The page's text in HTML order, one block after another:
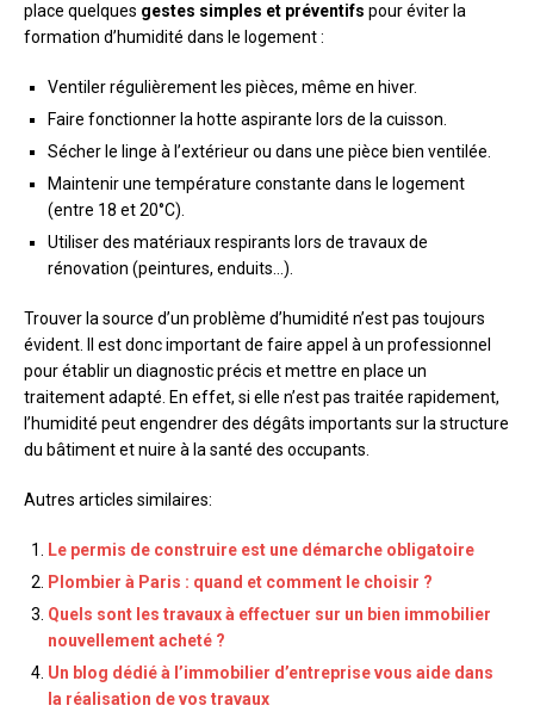
place quelques gestes simples et préventifs pour éviter la
formation d’humidité dans le logement :
Ventiler régulièrement les pièces, même en hiver.
Faire fonctionner la hotte aspirante lors de la cuisson.
Sécher le linge à l’extérieur ou dans une pièce bien ventilée.
Maintenir une température constante dans le logement
(entre 18 et 20°C).
Utiliser des matériaux respirants lors de travaux de
rénovation (peintures, enduits…).
Trouver la source d’un problème d’humidité n’est pas toujours
évident. Il est donc important de faire appel à un professionnel
pour établir un diagnostic précis et mettre en place un
traitement adapté. En effet, si elle n’est pas traitée rapidement,
l’humidité peut engendrer des dégâts importants sur la structure
du bâtiment et nuire à la santé des occupants.
Autres articles similaires:
Le permis de construire est une démarche obligatoire
Plombier à Paris : quand et comment le choisir ?
Quels sont les travaux à effectuer sur un bien immobilier
nouvellement acheté ?
Un blog dédié à l’immobilier d’entreprise vous aide dans
la réalisation de vos travaux